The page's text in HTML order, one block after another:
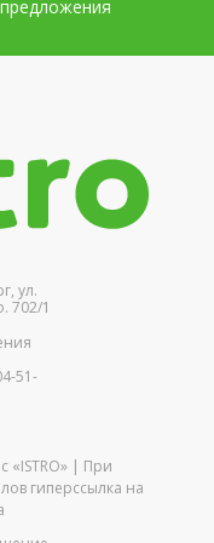
ул.
702/1
51-
«ISTRO» | При
гиперссылка на